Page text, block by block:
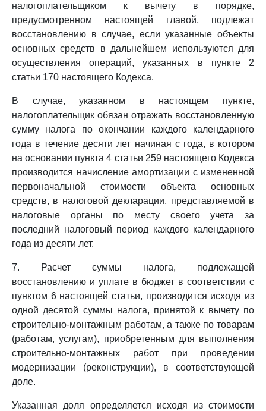
налогоплательщиком к вычету в порядке,
предусмотренном настоящей главой, подлежат
восстановлению в случае, если указанные объекты
основных средств в дальнейшем используются для
осуществления операций, указанных в пункте 2
статьи 170 настоящего Кодекса.
В случае, указанном в настоящем пункте,
налогоплательщик обязан отражать восстановленную
сумму налога по окончании каждого календарного
года в течение десяти лет начиная с года, в котором
на основании пункта 4 статьи 259 настоящего Кодекса
производится начисление амортизации с измененной
первоначальной стоимости объекта основных
средств, в налоговой декларации, представляемой в
налоговые органы по месту своего учета за
последний налоговый период каждого календарного
года из десяти лет.
7. Расчет суммы налога, подлежащей
восстановлению и уплате в бюджет в соответствии с
пунктом 6 настоящей статьи, производится исходя из
одной десятой суммы налога, принятой к вычету по
строительно-монтажным работам, а также по товарам
(работам, услугам), приобретенным для выполнения
строительно-монтажных работ при проведении
модернизации (реконструкции), в соответствующей
доле.
Указанная доля определяется исходя из стоимости